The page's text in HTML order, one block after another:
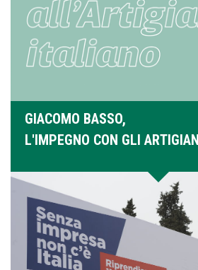
GIACOMO BASSO,
L'IMPEGNO CON GLI ARTIGIANI